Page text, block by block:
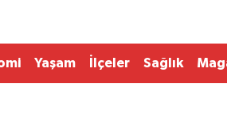
Yaşam İlçeler Sağlık